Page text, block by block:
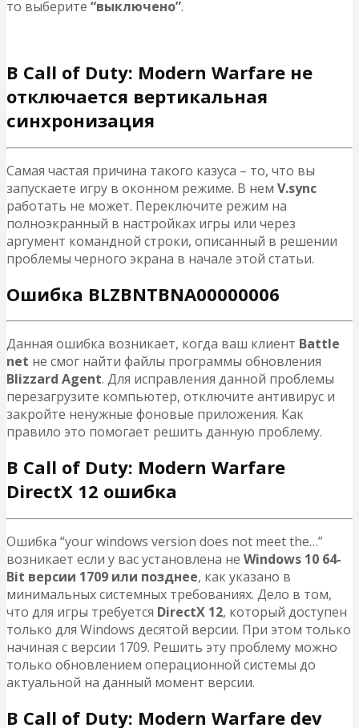
то выберите “выключено”.
B Call of Duty: Modern Warfare не
отключается вертикальная
синхронизация
Самая частая причина такого казуса – то, что вы
запускаете игру в оконном режиме. В нем V.sync
работать не может. Переключите режим на
полноэкранный в настройках игры или через
аргумент командной строки, описанный в решении
проблемы черного экрана в начале этой статьи.
Ошибка BLZBNTBNA00000006
Данная ошибка возникает, когда ваш клиент Battle
net не смог найти файлы программы обновления
Blizzard Agent. Для исправления данной проблемы
перезагрузите компьютер, отключите антивирус и
закройте ненужные фоновые приложения. Как
правило это помогает решить данную проблему.
B Call of Duty: Modern Warfare
DirectX 12 ошибка
Ошибка “your windows version does not meet the…”
возникает если у вас установлена не Windows 10 64-
Bit версии 1709 или позднее, как указано в
минимальных системных требованиях. Дело в том,
что для игры требуется DirectX 12, который доступен
только для Windows десятой версии. При этом только
начиная с версии 1709. Решить эту проблему можно
только обновлением операционной системы до
актуальной на данный момент версии.
B Call of Duty: Modern Warfare dev